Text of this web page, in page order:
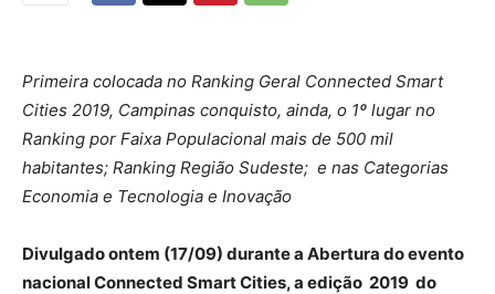
Primeira colocada no Ranking Geral Connected Smart
Cities 2019, Campinas conquisto, ainda, o 1º lugar no
Ranking por Faixa Populacional mais de 500 mil
habitantes; Ranking Região Sudeste; e nas Categorias
Economia e Tecnologia e Inovação
Divulgado ontem (17/09) durante a Abertura do evento
nacional Connected Smart Cities, a edição 2019 do